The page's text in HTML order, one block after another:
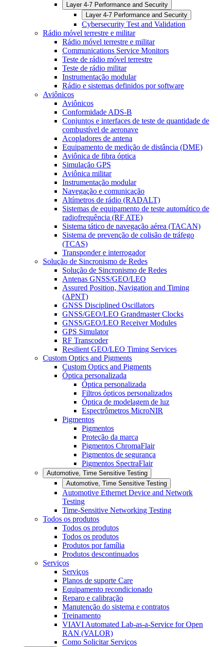
Layer 4-7 Performance and Security
Layer 4-7 Performance and Security
Cybersecurity Test and Validation
Rádio móvel terrestre e militar
Rádio móvel terrestre e militar
Communications Service Monitors
Teste de rádio móvel terrestre
Teste de rádio militar
Instrumentação modular
Rádio e sistemas definidos por software
Aviônicos
Aviônicos
Conformidade ADS-B
Conjuntos e interfaces de teste de quantidade de
combustível de aeronave
Acopladores de antena
Equipamento de medição de distância (DME)
Aviônica de fibra óptica
Simulação GPS
Aviônica militar
Instrumentação modular
Navegação e comunicação
Altímetros de rádio (RADALT)
Sistemas de equipamento de teste automático de
radiofrequência (RF ATE)
Sistema tático de navegação aérea (TACAN)
Sistema de prevenção de colisão de tráfego
(TCAS)
Transponder e interrogador
Solução de Sincronismo de Redes
Solução de Sincronismo de Redes
Antenas GNSS/GEO/LEO
Assured Position, Navigation and Timing
(APNT)
GNSS Disciplined Oscillators
GNSS/GEO/LEO Grandmaster Clocks
GNSS/GEO/LEO Receiver Modules
GPS Simulator
RF Transcoder
Resilient GEO/LEO Timing Services
Custom Optics and Pigments
Custom Optics and Pigments
Óptica personalizada
Óptica personalizada
Filtros ópticos personalizados
Óptica de modelagem de luz
Espectrômetros MicroNIR
Pigmentos
Pigmentos
Proteção da marca
Pigmentos ChromaFlair
Pigmentos de segurança
Pigmentos SpectraFlair
Automotive, Time Sensitive Testing
Automotive, Time Sensitive Testing
Automotive Ethernet Device and Network
Testing
Time-Sensitive Networking Testing
Todos os produtos
Todos os produtos
Todos os produtos
Produtos por família
Produtos descontinuados
Serviços
Serviços
Planos de suporte Care
Equipamento recondicionado
Reparo e calibração
Manutenção do sistema e contratos
Treinamento
VIAVI Automated Lab-as-a-Service for Open
RAN (VALOR)
Como Solicitar Serviços